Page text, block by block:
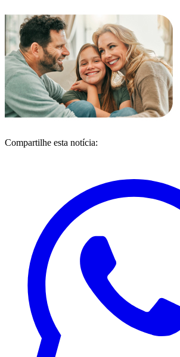
Compartilhe esta notícia: